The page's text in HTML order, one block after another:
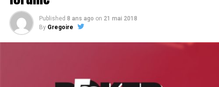
Published 8 ans ago on 21 mai 2018
By Gregoire